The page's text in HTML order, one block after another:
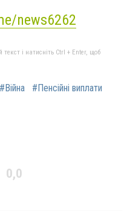
news6262
і натисніть Ctrl + Enter, щоб
#Війна
#Пенсійні виплати
0,0